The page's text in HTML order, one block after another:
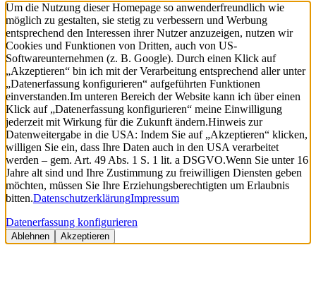
Um die Nutzung dieser Homepage so anwenderfreundlich wie
möglich zu gestalten, sie stetig zu verbessern und Werbung
entsprechend den Interessen ihrer Nutzer anzuzeigen, nutzen wir
Cookies und Funktionen von Dritten, auch von US-
Softwareunternehmen (z. B. Google). Durch einen Klick auf
„Akzeptieren“ bin ich mit der Verarbeitung entsprechend aller unter
„Datenerfassung konfigurieren“ aufgeführten Funktionen
einverstanden.Im unteren Bereich der Website kann ich über einen
Klick auf „Datenerfassung konfigurieren“ meine Einwilligung
jederzeit mit Wirkung für die Zukunft ändern.Hinweis zur
Datenweitergabe in die USA: Indem Sie auf „Akzeptieren“ klicken,
willigen Sie ein, dass Ihre Daten auch in den USA verarbeitet
werden – gem. Art. 49 Abs. 1 S. 1 lit. a DSGVO.Wenn Sie unter 16
Jahre alt sind und Ihre Zustimmung zu freiwilligen Diensten geben
möchten, müssen Sie Ihre Erziehungsberechtigten um Erlaubnis
bitten.DatenschutzerklärungImpressum
Datenerfassung konfigurieren
Ablehnen Akzeptieren